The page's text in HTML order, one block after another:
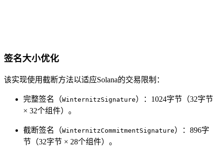
签名大小优化
该实现使用截断方法以适应Solana的交易限制：
完整签名（WinternitzSignature）：1024字节（32字节
× 32个组件）。
截断签名（WinternitzCommitmentSignature）：896字
节（32字节 × 28个组件）。